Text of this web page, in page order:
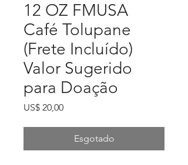
12 OZ FMUSA
Café Tolupane
(Frete Incluído)
Valor Sugerido
para Doação
US$ 20,00Preço
Esgotado